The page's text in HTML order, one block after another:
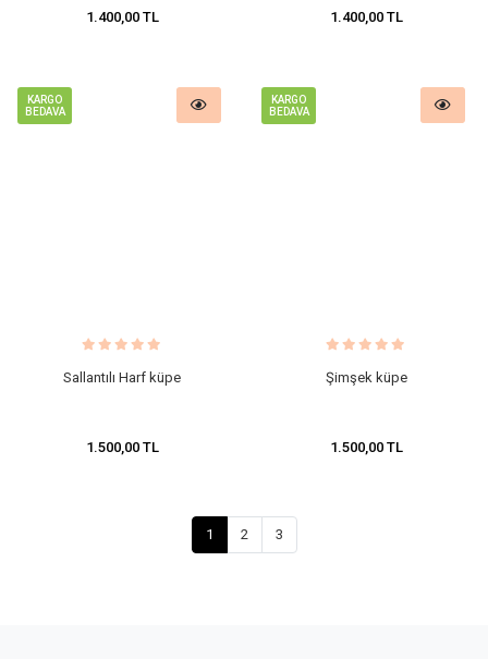
1.400,00 TL 1.400,00 TL
KARGO
BEDAVA
Sallantılı Harf küpe
1.500,00 TL
KARGO
BEDAVA
Şimşek küpe
1.500,00 TL
1 2 3